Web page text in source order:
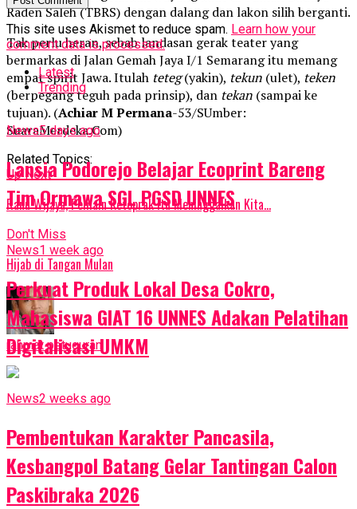
Raden Saleh (TBRS) dengan dalang dan lakon silih berganti.
Tak perlu heran, sebab landasan gerak teater yang
bermarkas di Jalan Gemah Jaya I/1 Semarang itu memang
empat spirit Jawa. Itulah teteg(yakin), tekun (ulet), teken
(berpegang teguh pada prinsip), dan tekan (sampai ke
tujuan). (Achiar M Permana-53/SUmber:
SuaraMerdeka.Com)
Related Topics:
Up Next
Ranu Wijaya, Pemain Ketoprak Itu Meninggalkan Kita…
Don't Miss
Hijab di Tangan Mulan
rahmat petuguran
This site uses Akismet to reduce spam. Learn how your
comment data is processed.
Latest
Trending
News5 days ago
Lansia Podorejo Belajar Ecoprint Bareng
Tim Ormawa SGL PGSD UNNES
News1 week ago
Perkuat Produk Lokal Desa Cokro,
Mahasiswa GIAT 16 UNNES Adakan Pelatihan
Digitalisasi UMKM
News2 weeks ago
Pembentukan Karakter Pancasila,
Kesbangpol Batang Gelar Tantingan Calon
Paskibraka 2026